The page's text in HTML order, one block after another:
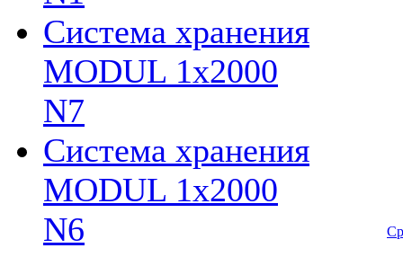
Система хранения
MODUL 1х2000
N7
Система хранения
MODUL 1х2000
N6